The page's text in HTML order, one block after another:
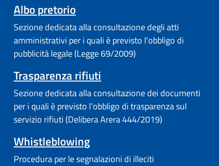
Albo pretorio
Sezione dedicata alla consultazione degli atti
amministrativi per i quali è previsto l'obbligo di
pubblicità legale (Legge 69/2009)
Trasparenza rifiuti
Sezione dedicata alla consultazione dei documenti
per i quali è previsto l'obbligo di trasparenza sul
servizio rifiuti (Delibera Arera 444/2019)
Whistleblowing
Procedura per le segnalazioni di illeciti